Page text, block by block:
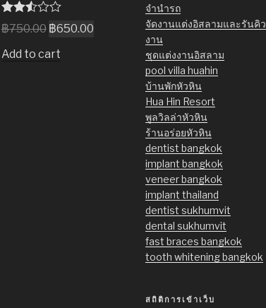
Rated
2.52
5
฿750.00 ฿650.00
Add to cart
จำนำรถ
จัดงานแต่งอิสลามและรันคิว
งาน
ชุดแต่งงานอิสลาม
pool villa huahin
บ้านพักหัวหิน
Hua Hin Resort
พูลวิลล่าหัวหิน
ร้านอร่อยหัวหิน
dentist bangkok
implant bangkok
veneer bangkok
implant thailand
dentist sukhumvit
dental sukhumvit
fast braces bangkok
tooth whitening bangkok
สถิติการเข้าเว็บ